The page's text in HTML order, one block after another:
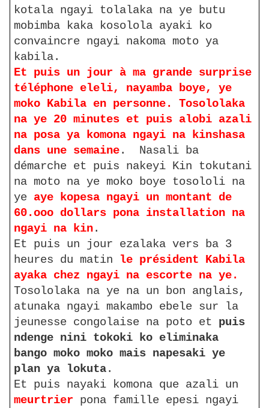
kotala ngayi tolalaka na ye butu
mobimba kaka kosolola ayaki ko
convaincre ngayi nakoma moto ya
kabila.
Et puis un jour à ma grande surprise
téléphone eleli, nayamba boye, ye
moko Kabila en personne. Tosololaka
na ye 20 minutes et puis alobi azali
na posa ya komona ngayi na kinshasa
dans une semaine. Nasali ba
démarche et puis nakeyi Kin tokutani
na moto na ye moko boye tosololi na
ye aye kopesa ngayi un montant de
60.ooo dollars pona installation na
ngayi na kin.
Et puis un jour ezalaka vers ba 3
heures du matin
le président Kabila
ayaka chez ngayi na escorte na ye.
Tosololaka na ye na un bon anglais,
atunaka ngayi makambo ebele sur la
jeunesse congolaise na poto et puis
ndenge nini tokoki ko eliminaka
bango moko moko mais napesaki ye
plan ya lokuta.
Et puis nayaki komona que azali un
meurtrier pona famille epesi ngayi